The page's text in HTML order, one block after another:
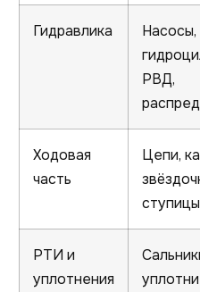
Гидравлика
Насосы,
РВД,
Ходовая
часть
Цепи,
ступицы
РТИ и
уплотнения